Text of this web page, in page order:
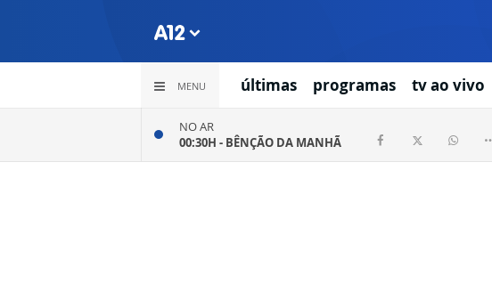
MENU últimas programas tv ao vivo
NO AR
00:30H - BÊNÇÃO DA MANHÃ